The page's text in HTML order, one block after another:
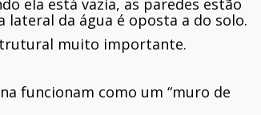
lateral da água é oposta a do solo.
muito importante.
funcionam como um “muro de